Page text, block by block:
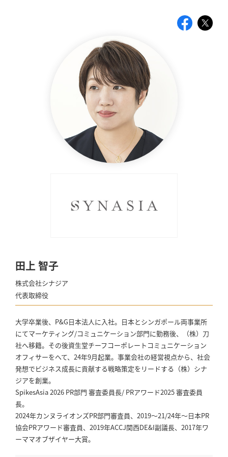
田上 智子
株式会社シナジア
代表取締役
大学卒業後、P&G日本法人に入社。日本とシンガポール両事業所
にてマーケティング/コミュニケーション部門に勤務後、（株）刀
社へ移籍。その後資生堂チーフコーポレートコミュニケーション
オフィサーをへて、24年9月起業。事業会社の経営視点から、社会
発想でビジネス成長に貢献する戦略策定をリードする（株）シナ
ジアを創業。
SpikesAsia 2026 PR部門 審査委員長/ PRアワード2025 審査委員
長。
2024年カンヌライオンズPR部門審査員、2019～21/24年～日本PR
協会PRアワード審査員、2019年ACCJ関西DE&I副議長、2017年ワ
ーママオブザイヤー大賞。